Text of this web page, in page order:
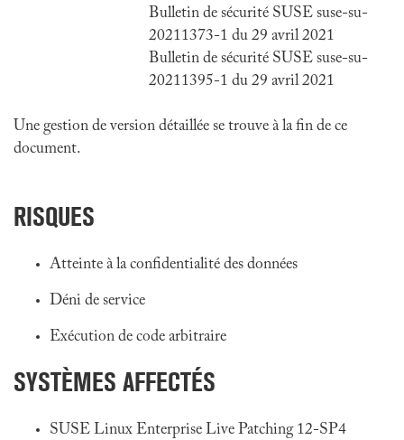
Bulletin de sécurité SUSE suse-su-
20211373-1 du 29 avril 2021
Bulletin de sécurité SUSE suse-su-
20211395-1 du 29 avril 2021
Une gestion de version détaillée se trouve à la fin de ce
document.
RISQUES
Atteinte à la confidentialité des données
Déni de service
Exécution de code arbitraire
SYSTÈMES AFFECTÉS
SUSE Linux Enterprise Live Patching 12-SP4